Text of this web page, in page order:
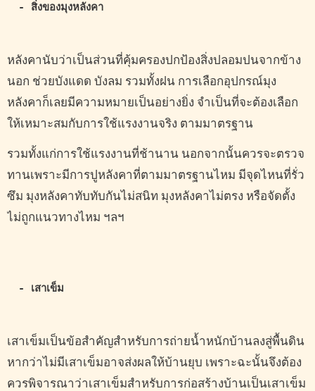
- สิ่งของมุงหลังคา
หลังคานับว่าเป็นส่วนที่คุ้มครองปกป้องสิ่งปลอมปนจากข้าง
นอก ช่วยบังแดด บังลม รวมทั้งฝน การเลือกอุปกรณ์มุง
หลังคาก็เลยมีความหมายเป็นอย่างยิ่ง จำเป็นที่จะต้องเลือก
ให้เหมาะสมกับการใช้แรงงานจริง ตามมาตรฐาน
รวมทั้งแก่การใช้แรงงานที่ช้านาน นอกจากนั้นควรจะตรวจ
ทานเพราะมีการปูหลังคาที่ตามมาตรฐานไหม มีจุดไหนที่รั่ว
ซึม มุงหลังคาทับทับกันไม่สนิท มุงหลังคาไม่ตรง หรือจัดตั้ง
ไม่ถูกแนวทางไหม ฯลฯ
- เสาเข็ม
เสาเข็มเป็นข้อสำคัญสำหรับการถ่ายน้ำหนักบ้านลงสู่พื้นดิน
หากว่าไม่มีเสาเข็มอาจส่งผลให้บ้านยุบ เพราะฉะนั้นจึงต้อง
ควรพิจารณาว่าเสาเข็มสำหรับการก่อสร้างบ้านเป็นเสาเข็ม